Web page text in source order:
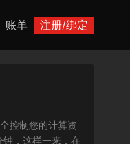
账单 注册/绑定
控制您的计算资
，这样一来，在